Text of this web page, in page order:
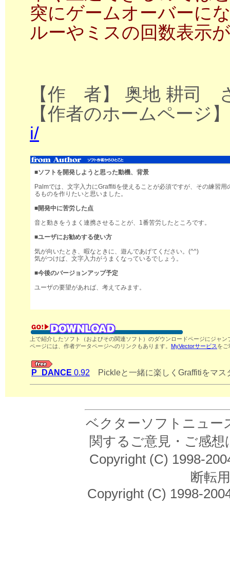
突にゲームオーバーに
ルーやミスの回数表示
【作 者】 奥地 耕司
【作者のホームページ
i/
■ソフトを開発しようと思った動機、背景
Palmでは、文字入力にGraffitiを使えることが必須ですが、その練習
るものを作りたいと思いました。
■開発中に苦労した点
音と動きをうまく連携させることが、1番苦労したところです。
■ユーザにお勧めする使い方
気が向いたとき、暇なときに、遊んであげてください。(^^)
気がつけば、文字入力がうまくなっているでしょう。
■今後のバージョンアップ予定
ユーザの要望があれば、考えてみます。
上で紹介したソフト（およびその関連ソフト）のダウンロードページにジャ
ページには、作者データページへのリンクもあります。 MyVectorサービス をご
P_DANCE 0.92 Pickleと一緒に楽しくGraffitiをマ
ベクターソフトニュー
関するご意見・ご感
Copyright (C) 1998-
断転
Copyright (C) 1998-